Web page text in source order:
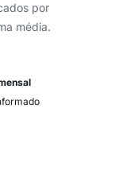
por
média.